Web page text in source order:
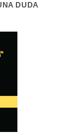
DUDA